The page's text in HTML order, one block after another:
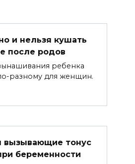
и нельзя кушать
после родов
ребенка
разному для женщин.
вызывающие тонус
беременности